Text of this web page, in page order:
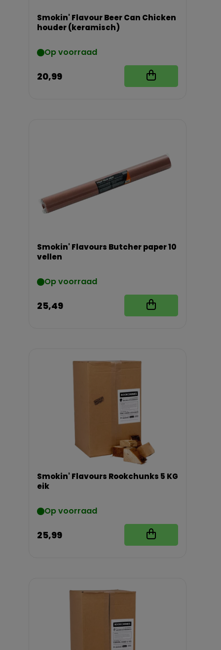
Smokin' Flavour Beer Can Chicken
houder (keramisch)
Op voorraad
20,99
Smokin' Flavours Butcher paper 10
vellen
Op voorraad
25,49
Smokin' Flavours Rookchunks 5 KG
eik
Op voorraad
25,99